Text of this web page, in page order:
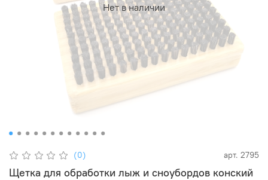
Нет в наличии
(0) арт. 2795
Щетка для обработки лыж и сноубордов конский